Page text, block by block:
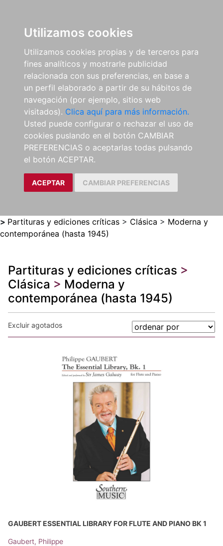
Utilizamos cookies
Utilizamos cookies propias y de terceros para
fines analíticos y mostrarle publicidad
relacionada con sus preferencias, en base a
un perfil elaborado a partir de su hábitos de
navegación (por ejemplo, sitios web
visitados). Clica aquí para más información.
Usted puede configurar o rechazar el uso de
cookies puslando en el botón CAMBIAR
PREFERENCIAS o aceptarlas todas pulsando
el botón ACEPTAR.
ACEPTAR CAMBIAR PREFERENCIAS
> Partituras y ediciones críticas > Clásica > Moderna y
contemporánea (hasta 1945)
Partituras y ediciones críticas >
Clásica > Moderna y
contemporánea (hasta 1945)
Excluir agotados
GAUBERT ESSENTIAL LIBRARY FOR FLUTE AND PIANO BK 1
Gaubert, Philippe